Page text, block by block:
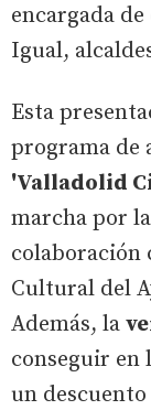
encargada
Igual,
Esta
programa de
'Valladolid
marcha por
colaboración
Cultural del
Además, la
conseguir en
un